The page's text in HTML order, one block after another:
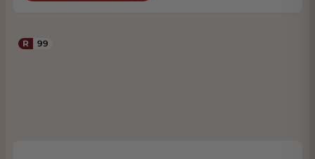
R 99